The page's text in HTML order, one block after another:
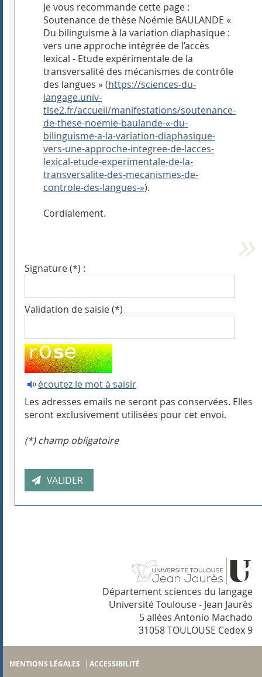
Je vous recommande cette page :
Soutenance de thèse Noémie BAULANDE «
Du bilinguisme à la variation diaphasique :
vers une approche intégrée de l’accès
lexical - Etude expérimentale de la
transversalité des mécanismes de contrôle
des langues » (https://sciences-du-
langage.univ-
tlse2.fr/accueil/manifestations/soutenance-
de-these-noemie-baulande-«-du-
bilinguisme-a-la-variation-diaphasique-
vers-une-approche-integree-de-lacces-
lexical-etude-experimentale-de-la-
transversalite-des-mecanismes-de-
controle-des-langues-»).
Cordialement.
Signature (*) :
Validation de saisie (*)
écoutez le mot à saisir
Les adresses emails ne seront pas conservées. Elles
seront exclusivement utilisées pour cet envoi.
(*) champ obligatoire
Département sciences du langage
Université Toulouse - Jean Jaurès
5 allées Antonio Machado
31058 TOULOUSE Cedex 9
MENTIONS LÉGALES ACCESSIBILITÉ